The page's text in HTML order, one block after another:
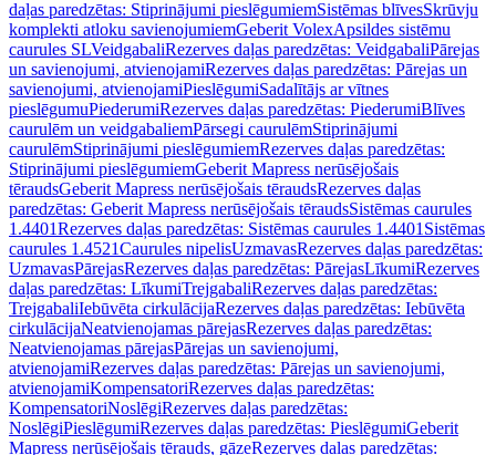
daļas paredzētas: Stiprinājumi pieslēgumiemSistēmas blīvesSkrūvju
komplekti atloku savienojumiemGeberit VolexApsildes sistēmu
caurules SLVeidgabaliRezerves daļas paredzētas: VeidgabaliPārejas
un savienojumi, atvienojamiRezerves daļas paredzētas: Pārejas un
savienojumi, atvienojamiPieslēgumiSadalītājs ar vītnes
pieslēgumuPiederumiRezerves daļas paredzētas: PiederumiBlīves
caurulēm un veidgabaliemPārsegi caurulēmStiprinājumi
caurulēmStiprinājumi pieslēgumiemRezerves daļas paredzētas:
Stiprinājumi pieslēgumiemGeberit Mapress nerūsējošais
tēraudsGeberit Mapress nerūsējošais tēraudsRezerves daļas
paredzētas: Geberit Mapress nerūsējošais tēraudsSistēmas caurules
1.4401Rezerves daļas paredzētas: Sistēmas caurules 1.4401 Sistēmas
caurules 1.4521Caurules nipelisUzmavasRezerves daļas paredzētas:
UzmavasPārejasRezerves daļas paredzētas: PārejasLīkumiRezerves
daļas paredzētas: LīkumiTrejgabaliRezerves daļas paredzētas:
TrejgabaliIebūvēta cirkulācijaRezerves daļas paredzētas: Iebūvēta
cirkulācijaNeatvienojamas pārejasRezerves daļas paredzētas:
Neatvienojamas pārejasPārejas un savienojumi,
atvienojamiRezerves daļas paredzētas: Pārejas un savienojumi,
atvienojamiKompensatoriRezerves daļas paredzētas:
KompensatoriNoslēgiRezerves daļas paredzētas:
NoslēgiPieslēgumiRezerves daļas paredzētas: PieslēgumiGeberit
Mapress nerūsējošais tērauds, gāzeRezerves daļas paredzētas: